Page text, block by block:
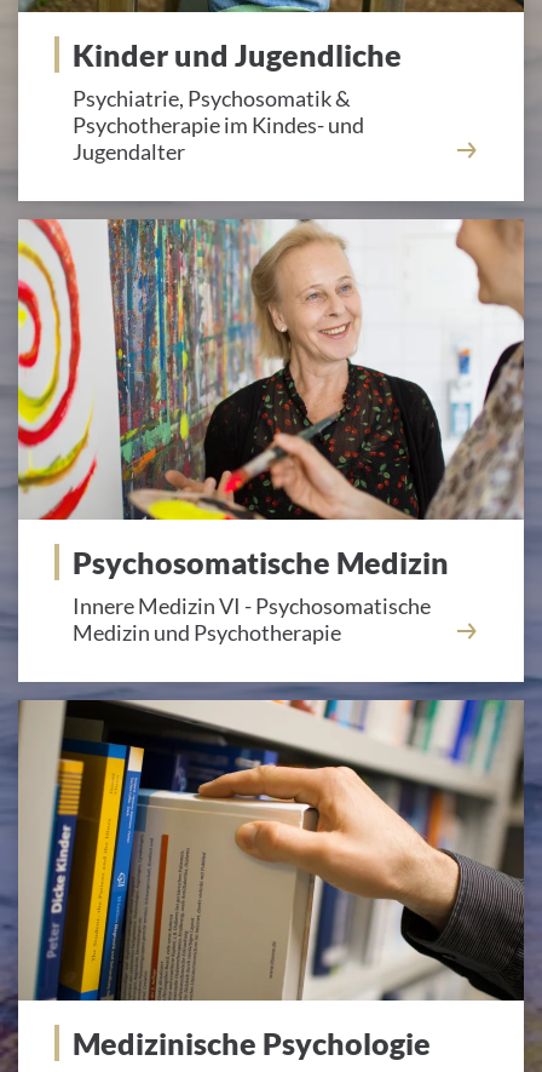
Kinder und Jugendliche
Psychiatrie, Psychosomatik &
Psychotherapie im Kindes- und
Jugendalter
Psychosomatische Medizin
Innere Medizin VI - Psychosomatische
Medizin und Psychotherapie
Medizinische Psychologie